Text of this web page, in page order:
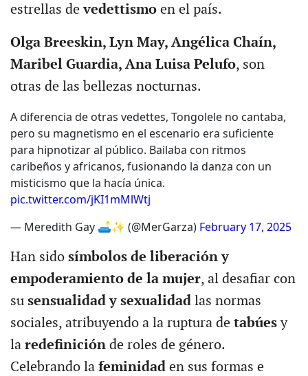
estrellas devedettismo en el país.
Olga Breeskin, Lyn May, Angélica Chaín,
Maribel Guardia, Ana Luisa Pelufo, son
otras de las bellezas nocturnas.
A diferencia de otras vedettes, Tongolele no cantaba,
pero su magnetismo en el escenario era suficiente
para hipnotizar al público. Bailaba con ritmos
caribeños y africanos, fusionando la danza con un
misticismo que la hacía única.
pic.twitter.com/jKI1mMlWtj
— Meredith Gay 🛋️✨ (@MerGarza) February 17, 2025
Han sido símbolos de liberación y
empoderamiento de la mujer, al desafiar con
su sensualidad y sexualidadlas normas
sociales, atribuyendo a la ruptura de tabúesy
la redefinición de roles de género.
Celebrando la feminidad en sus formas e